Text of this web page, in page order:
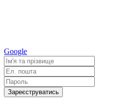
Google
Зареєструватись